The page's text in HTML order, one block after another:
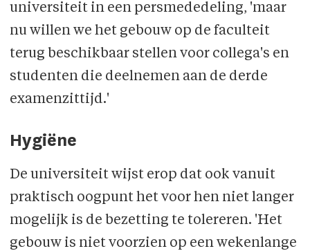
universiteit in een persmededeling, 'maar
nu willen we het gebouw op de faculteit
terug beschikbaar stellen voor collega's en
studenten die deelnemen aan de derde
examenzittijd.'
Hygiëne
De universiteit wijst erop dat ook vanuit
praktisch oogpunt het voor hen niet langer
mogelijk is de bezetting te tolereren. 'Het
gebouw is niet voorzien op een wekenlange